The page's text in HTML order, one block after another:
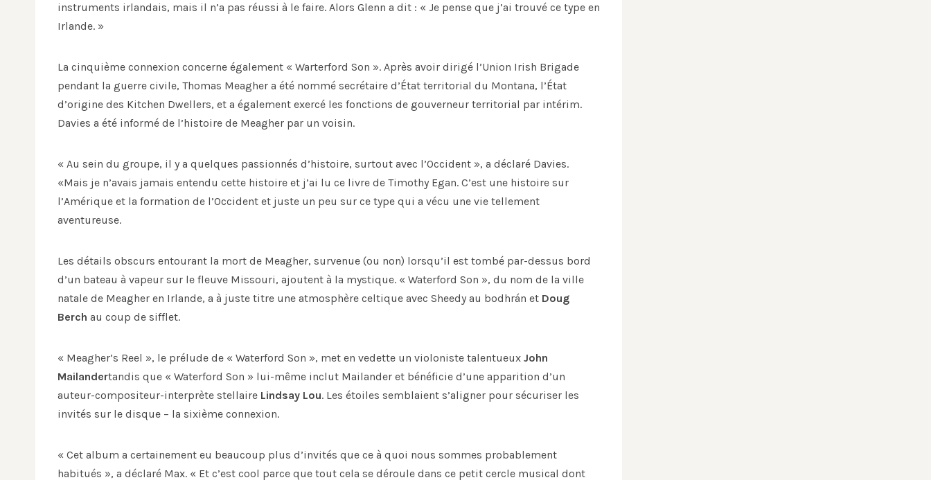
instruments irlandais, mais il n’a pas réussi à le faire. Alors Glenn a dit : « Je pense que j’ai trouvé ce type en
Irlande. »
La cinquième connexion concerne également « Warterford Son ». Après avoir dirigé l’Union Irish Brigade
pendant la guerre civile, Thomas Meagher a été nommé secrétaire d’État territorial du Montana, l’État
d’origine des Kitchen Dwellers, et a également exercé les fonctions de gouverneur territorial par intérim.
Davies a été informé de l’histoire de Meagher par un voisin.
« Au sein du groupe, il y a quelques passionnés d’histoire, surtout avec l’Occident », a déclaré Davies.
«Mais je n’avais jamais entendu cette histoire et j’ai lu ce livre de Timothy Egan. C’est une histoire sur
l’Amérique et la formation de l’Occident et juste un peu sur ce type qui a vécu une vie tellement
aventureuse.
Les détails obscurs entourant la mort de Meagher, survenue (ou non) lorsqu’il est tombé par-dessus bord
d’un bateau à vapeur sur le fleuve Missouri, ajoutent à la mystique. « Waterford Son », du nom de la ville
natale de Meagher en Irlande, a à juste titre une atmosphère celtique avec Sheedy au bodhrán et Doug
Berch au coup de sifflet.
« Meagher’s Reel », le prélude de « Waterford Son », met en vedette un violoniste talentueux John
Mailandertandis que « Waterford Son » lui-même inclut Mailander et bénéficie d’une apparition d’un
auteur-compositeur-interprète stellaire Lindsay Lou. Les étoiles semblaient s’aligner pour sécuriser les
invités sur le disque – la sixième connexion.
« Cet album a certainement eu beaucoup plus d’invités que ce à quoi nous sommes probablement
habitués », a déclaré Max. « Et c’est cool parce que tout cela se déroule dans ce petit cercle musical dont